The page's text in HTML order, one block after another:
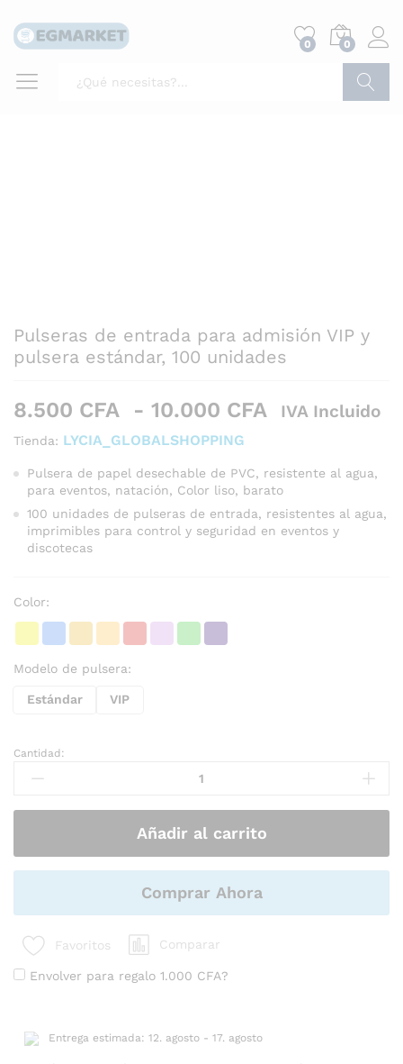
0 0
Pulseras de entrada para admisión VIP y
pulsera estándar, 100 unidades
8.500 CFA - 10.000 CFA Rango
desde
8.500 CFA
hasta
10.000 CFA
IVA Incluido
Tienda: LYCIA_GLOBALSHOPPING
Pulsera de papel desechable de PVC, resistente al agua,
para eventos, natación, Color liso, barato
100 unidades de pulseras de entrada, resistentes al agua,
imprimibles para control y seguridad en eventos y
discotecas
Color:
Modelo de pulsera:
Estándar VIP
Pulseras
para
y
unidades
Cantidad:
Añadir al carrito
Comprar Ahora
Favoritos Comparar
Envolver para regalo 1.000 CFA?
Entrega estimada: 12. agosto - 17. agosto